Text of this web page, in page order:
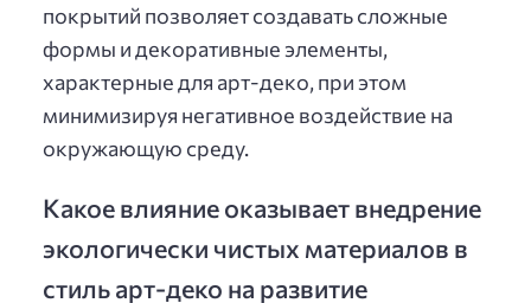
покрытий позволяет создавать сложные
формы и декоративные элементы,
характерные для арт-деко, при этом
минимизируя негативное воздействие на
окружающую среду.
Какое влияние оказывает внедрение
экологически чистых материалов в
стиль арт-деко на развитие